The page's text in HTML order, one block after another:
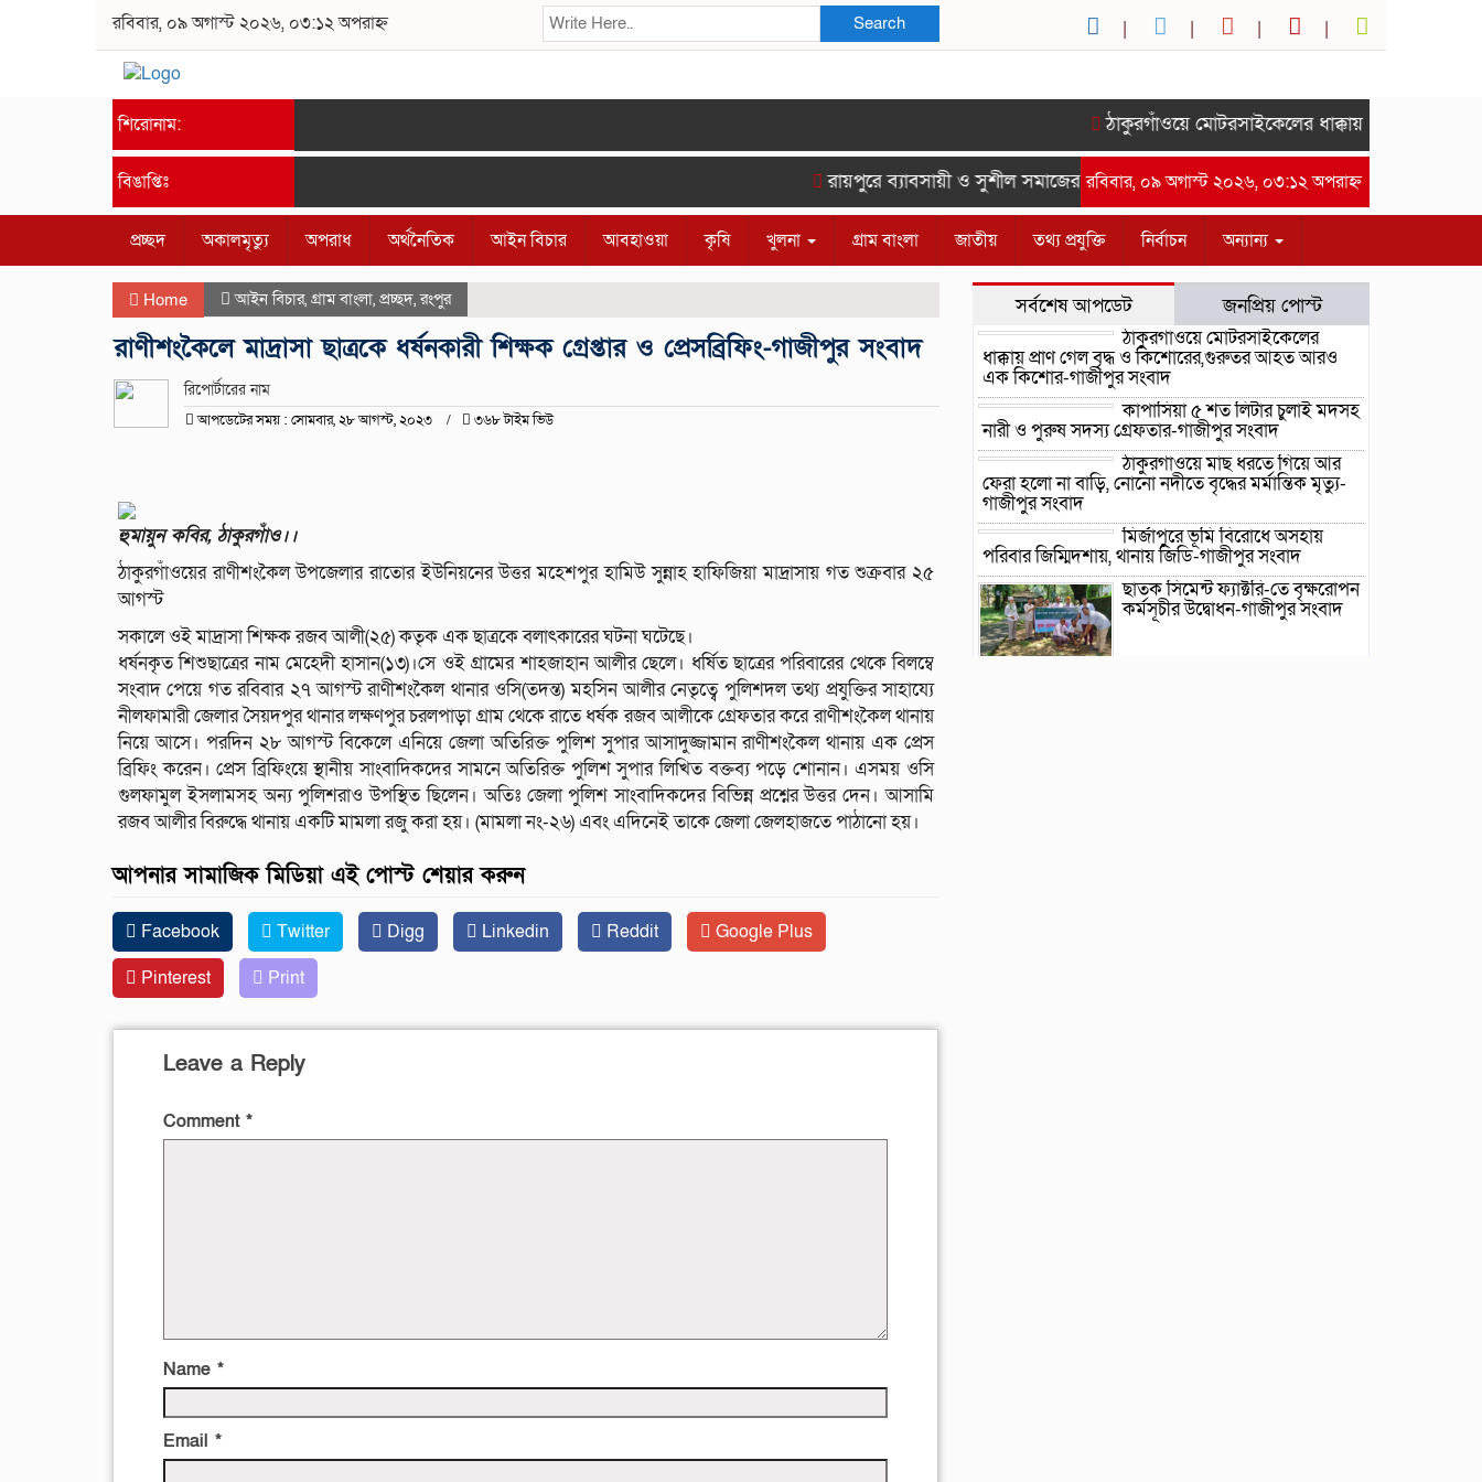
রবিবার, ০৯ অগাস্ট ২০২৬, ০৩:১২ অপরাহ্ন Search
শিরোনাম: ঠাকুরগাঁওয়ে মোটরসাইকেলের ধাক্কায় প্রাণ গেল
বিঙাপ্তিঃ রায়পুরে ব্যাবসায়ী ও সুশীল সমাজের সম্মানে সাইদ জুটনের ইফতার মাহফিল অনুষ্ঠিত।-গাজীপুর
রবিবার, ০৯ অগাস্ট ২০২৬, ০৩:১২ অপরাহ্ন
প্রচ্ছদ অকালমৃত্যু অপরাধ অর্থনৈতিক আইন বিচার আবহাওয়া কৃষি খুলনা গ্রাম বাংলা জাতীয় তথ্য প্রযুক্তি নির্বাচন অন্যান্য
Home আইন বিচার, গ্রাম বাংলা, প্রচ্ছদ,রংপুর
রাণীশংকৈলে মাদ্রাসা ছাত্রকে ধর্ষনকারী শিক্ষক গ্রেপ্তার ও প্রেসব্রিফিং-গাজীপুর সংবাদ
রিপোর্টারের নাম
আপডেটের সময় : সোমবার, ২৮ আগস্ট, ২০২৩ ৩৬৮ টাইম ভিউ
হুমায়ুন কবির, ঠাকুরগাঁও।।
ঠাকুরগাঁওয়ের রাণীশংকৈল উপজেলার রাতোর ইউনিয়নের উত্তর মহেশপুর হামিউ সুন্নাহ হাফিজিয়া মাদ্রাসায় গত শুক্রবার ২৫
আগস্ট
সকালে ওই মাদ্রাসা শিক্ষক রজব আলী(২৫) কতৃক এক ছাত্রকে বলাৎকারের ঘটনা ঘটেছে।
ধর্ষনকৃত শিশুছাত্রের নাম মেহেদী হাসান(১৩)।সে ওই গ্রামের শাহজাহান আলীর ছেলে। ধর্ষিত ছাত্রের পরিবারের থেকে বিলম্বে
সংবাদ পেয়ে গত রবিবার ২৭ আগস্ট রাণীশংকৈল থানার ওসি(তদন্ত) মহসিন আলীর নেতৃত্বে পুলিশদল তথ্য প্রযুক্তির সাহায্যে
নীলফামারী জেলার সৈয়দপুর থানার লক্ষণপুর চরলপাড়া গ্রাম থেকে রাতে ধর্ষক রজব আলীকে গ্রেফতার করে রাণীশংকৈল থানায়
নিয়ে আসে। পরদিন ২৮ আগস্ট বিকেলে এনিয়ে জেলা অতিরিক্ত পুলিশ সুপার আসাদুজ্জামান রাণীশংকৈল থানায় এক প্রেস
ব্রিফিং করেন। প্রেস ব্রিফিংয়ে স্থানীয় সাংবাদিকদের সামনে অতিরিক্ত পুলিশ সুপার লিখিত বক্তব্য পড়ে শোনান। এসময় ওসি
গুলফামুল ইসলামসহ অন্য পুলিশরাও উপস্থিত ছিলেন। অতিঃ জেলা পুলিশ সাংবাদিকদের বিভিন্ন প্রশ্নের উত্তর দেন। আসামি
রজব আলীর বিরুদ্ধে থানায় একটি মামলা রজু করা হয়। (মামলা নং-২৬) এবং এদিনেই তাকে জেলা জেলহাজতে পাঠানো হয়।
আপনার সামাজিক মিডিয়া এই পোস্ট শেয়ার করুন
Facebook Twitter Digg Linkedin Reddit
Google Plus
Pinterest
Print
Leave a Reply
Comment *
Name *
Email *
সর্বশেষ আপডেট জনপ্রিয় পোস্ট
ঠাকুরগাঁওয়ে মোটরসাইকেলের
ধাক্কায় প্রাণ গেল বৃদ্ধ ও কিশোরের,গুরুতর আহত আরও
এক কিশোর-গাজীপুর সংবাদ
কাপাসিয়া ৫ শত লিটার চুলাই মদসহ
নারী ও পুরুষ সদস্য গ্রেফতার-গাজীপুর সংবাদ
ঠাকুরগাঁওয়ে মাছ ধরতে গিয়ে আর
ফেরা হলো না বাড়ি, নোনো নদীতে বৃদ্ধের মর্মান্তিক মৃত্যু-
গাজীপুর সংবাদ
মির্জাপুরে ভূমি বিরোধে অসহায়
পরিবার জিম্মিদশায়, থানায় জিডি-গাজীপুর সংবাদ
ছাতক সিমেন্ট ফ্যাক্টরি-তে বৃক্ষরোপন
কর্মসূচীর উদ্বোধন-গাজীপুর সংবাদ